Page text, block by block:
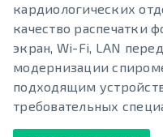
кардиологических
качество распечатки
экран, Wi-Fi, LAN
модернизации
подходящим
требовательных